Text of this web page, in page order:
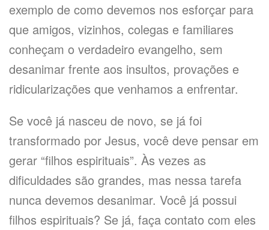
exemplo de como devemos nos esforçar para
que amigos, vizinhos, colegas e familiares
conheçam o verdadeiro evangelho, sem
desanimar frente aos insultos, provações e
ridicularizações que venhamos a enfrentar.
Se você já nasceu de novo, se já foi
transformado por Jesus, você deve pensar em
gerar “filhos espirituais”. Às vezes as
dificuldades são grandes, mas nessa tarefa
nunca devemos desanimar. Você já possui
filhos espirituais? Se já, faça contato com eles